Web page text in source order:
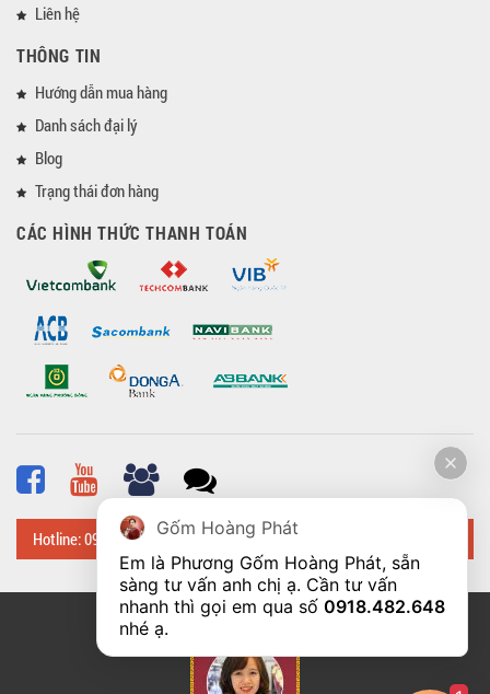
Liên hệ
THÔNG TIN
Hướng dẫn mua hàng
Danh sách đại lý
Blog
Trạng thái đơn hàng
CÁC HÌNH THỨC THANH TOÁN
Hotline: 0918 482 648
© Bản quyền thuộc về
Gốm Hoàng Phát
Em là Phương Gốm Hoàng Phát, sẵn
sàng tư vấn anh chị ạ. Cần tư vấn
nhanh thì gọi em qua số 0918.482.648
nhé ạ.